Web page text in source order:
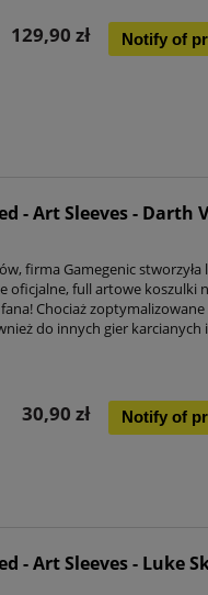
129,90 zł Notify of
- Art Sleeves - Darth
firma Gamegenic stworzyła
oficjalne, full artowe koszulki
Chociaż zoptymalizowane
do innych gier karcianych
30,90 zł Notify of
- Art Sleeves - Luke